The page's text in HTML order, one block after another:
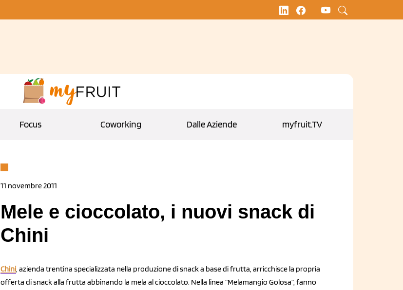
Focus Coworking Dalle Aziende myfruit.TV
11 novembre 2011
Mele e cioccolato, i nuovi snack di
Chini
Chini, azienda trentina specializzata nella produzione di snack a base di frutta, arricchisce la propria
offerta di snack alla frutta abbinando la mela al cioccolato. Nella linea “Melamangio Golosa”, fanno